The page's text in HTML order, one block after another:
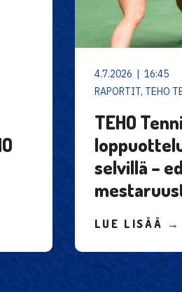
4.7.2026 | 16:45
RAPORTIT, TEHO
TEHO
selvillä –
LUE LISÄÄ →